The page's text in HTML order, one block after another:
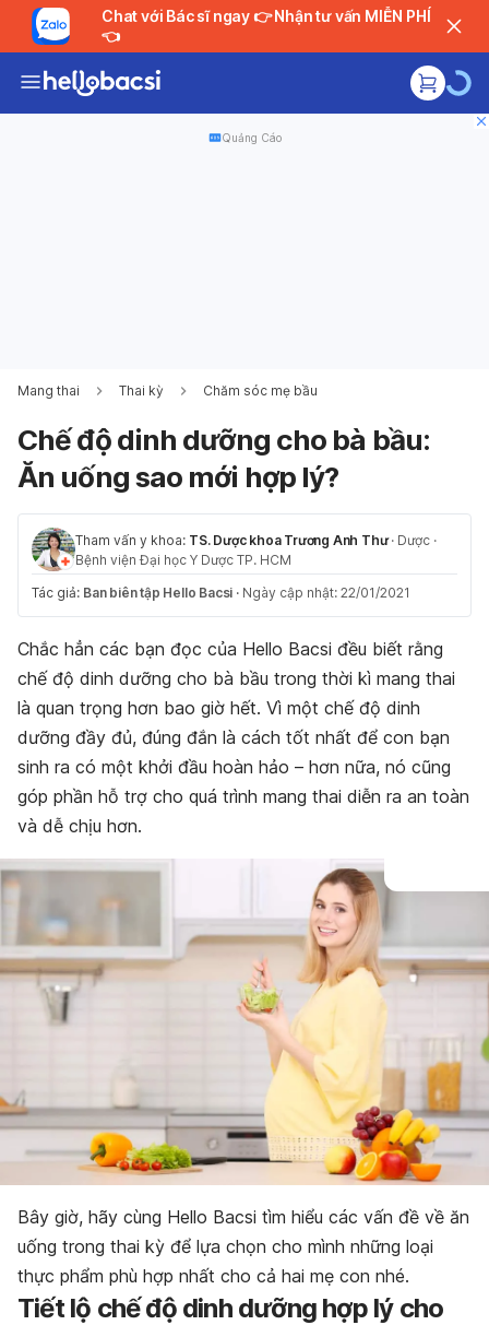
Chat với Bác sĩ ngay 👉 Nhận tư vấn MIỄN PHÍ
👈
Quảng Cáo
Mang thai Thai kỳ Chăm sóc mẹ bầu
Chế độ dinh dưỡng cho bà bầu:
Ăn uống sao mới hợp lý?
Tham vấn y khoa: TS. Dược khoa Trương Anh Thư · Dược ·
Bệnh viện Đại học Y Dược TP. HCM
Tác giả: Ban biên tập Hello Bacsi · Ngày cập nhật: 22/01/2021
Chắc hẳn các bạn đọc của Hello Bacsi đều biết rằng
chế độ dinh dưỡng cho bà bầu trong thời kì mang thai
là quan trọng hơn bao giờ hết. Vì một chế độ dinh
dưỡng đầy đủ, đúng đắn là cách tốt nhất để con bạn
sinh ra có một khởi đầu hoàn hảo – hơn nữa, nó cũng
góp phần hỗ trợ cho quá trình mang thai diễn ra an toàn
và dễ chịu hơn.
Bây giờ, hãy cùng Hello Bacsi tìm hiểu các vấn đề về ăn
uống trong thai kỳ để lựa chọn cho mình những loại
thực phẩm phù hợp nhất cho cả hai mẹ con nhé.
Tiết lộ chế độ dinh dưỡng hợp lý cho